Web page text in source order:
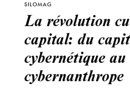
SILOMAG
La révolution
capital: du
cybernétique au
cybernanthrope